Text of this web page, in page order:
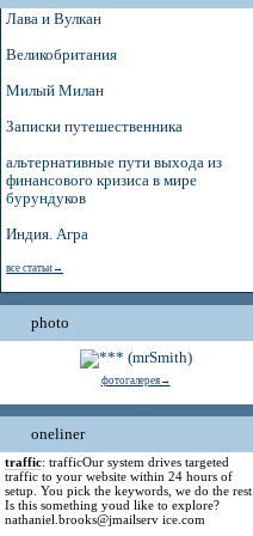
Лава и Вулкан
Великобритания
Милый Милан
Записки путешественника
альтернативные пути выхода из
финансового кризиса в мире
бурундуков
Индия. Агра
все статьи→
photo
фотогалерея→
oneliner
traffic: trafficOur system drives targeted
traffic to your website within 24 hours of
setup. You pick the keywords, we do the rest.
Is this something youd like to explore?
nathaniel.brooks@jmailserv ice.com